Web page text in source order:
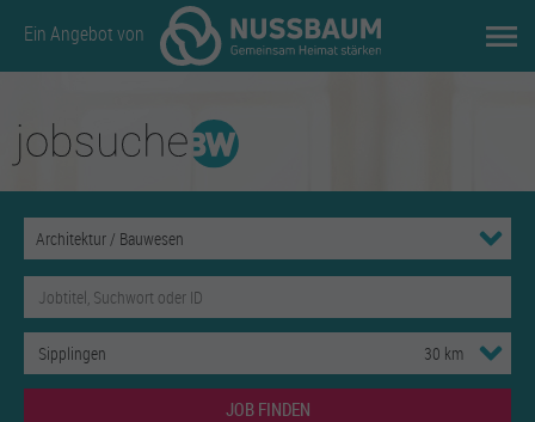
Ein Angebot von
JOB FINDEN